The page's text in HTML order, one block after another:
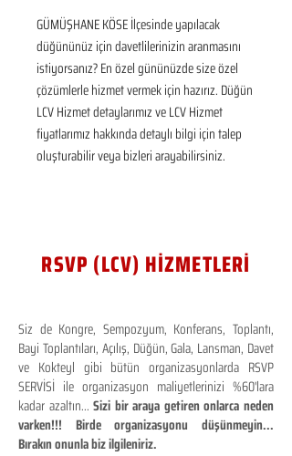
GÜMÜŞHANE KÖSE İlçesinde yapılacak
düğününüz için davetlilerinizin aranmasını
istiyorsanız? En özel gününüzde size özel
çözümlerle hizmet vermek için hazırız. Düğün
LCV Hizmet detaylarımız ve LCV Hizmet
fiyatlarımız hakkında detaylı bilgi için talep
oluşturabilir veya bizleri arayabilirsiniz.
RSVP (LCV) HİZMETLERİ
Siz de Kongre, Sempozyum, Konferans, Toplantı,
Bayi Toplantıları, Açılış, Düğün, Gala, Lansman, Davet
ve Kokteyl gibi bütün organizasyonlarda RSVP
SERVİSİ ile organizasyon maliyetlerinizi %60'lara
kadar azaltın...Sizi bir araya getiren onlarca neden
varken!!! Birde organizasyonu düşünmeyin...
Bırakın onunla biz ilgileniriz.